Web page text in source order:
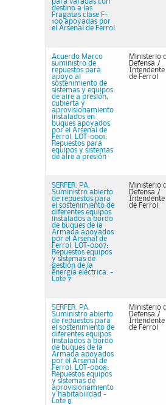
para varadas con
destino a las
Fragatas clase F-
100 apoyadas por
el Arsenal de Ferrol.
Acuerdo Marco
suministro de
repuestos para
apoyo al
sostenimiento de
sistemas y equipos
de aire a presión,
cubierta y
aprovisionamiento
instalados en
buques apoyados
por el Arsenal de
Ferrol. LOT-0001:
Repuestos para
equipos y sistemas
de aire a presión
Ministerio
Defensa /
Intendente
de Ferrol
SERFER. PA.
Suministro abierto
de repuestos para
el sostenimiento de
diferentes equipos
instalados a bordo
de buques de la
Armada apoyados
por el Arsenal de
Ferrol. LOT-0007:
Repuestos equipos
y sistemas de
gestión de la
energía eléctrica. -
Lote 7
Ministerio
Defensa /
Intendente
de Ferrol
SERFER. PA.
Suministro abierto
de repuestos para
el sostenimiento de
diferentes equipos
instalados a bordo
de buques de la
Armada apoyados
por el Arsenal de
Ferrol. LOT-0008:
Repuestos equipos
y sistemas de
aprovisionamiento
y habitabilidad -
Lote 8
Ministerio
Defensa /
Intendente
de Ferrol